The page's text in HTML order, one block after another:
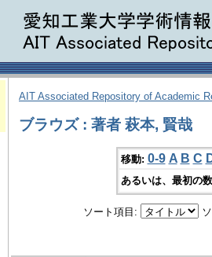
AIT Associated Repository of Academic
ブラウズ : 著者 萩本, 賢哉
移動: 0-9 A B C
あるいは、最初の
ソート項目: